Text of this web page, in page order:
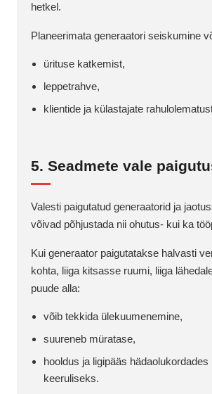
hetkel.
Planeerimata generaatori seiskumine
ürituse katkemist,
leppetrahve,
klientide ja külastajate
5. Seadmete vale
Valesti paigutatud generaatorid ja
võivad põhjustada nii ohutus- kui ka
Kui generaator paigutatakse halvasti
kohta, liiga kitsasse ruumi, liiga
puude alla:
võib tekkida ülekuumenemine,
suureneb müratase,
hooldus ja ligipääs hädaolukordades
keeruliseks.